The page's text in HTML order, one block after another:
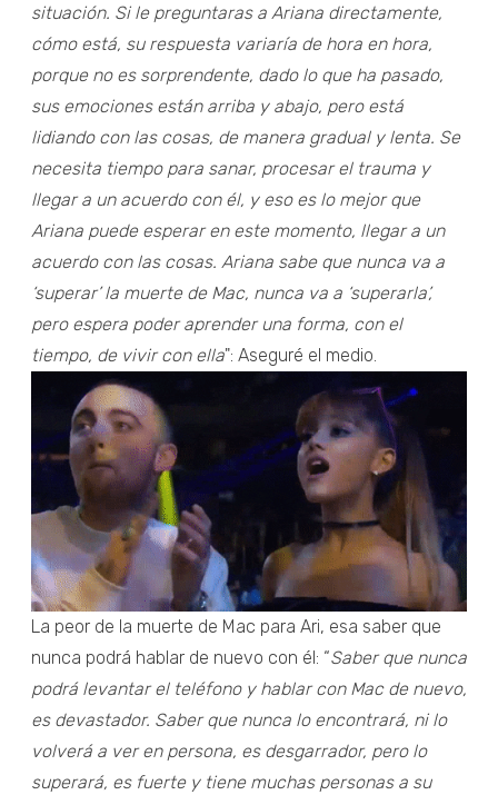
situación. Si le preguntaras a Ariana directamente,
cómo está, su respuesta variaría de hora en hora,
porque no es sorprendente, dado lo que ha pasado,
sus emociones están arriba y abajo, pero está
lidiando con las cosas, de manera gradual y lenta. Se
necesita tiempo para sanar, procesar el trauma y
llegar a un acuerdo con él, y eso es lo mejor que
Ariana puede esperar en este momento, llegar a un
acuerdo con las cosas. Ariana sabe que nunca va a
‘superar’ la muerte de Mac, nunca va a ‘superarla’,
pero espera poder aprender una forma, con el
tiempo, de vivir con ella": Aseguré el medio.
La peor de la muerte de Mac para Ari, esa saber que
nunca podrá hablar de nuevo con él: “Saber que nunca
podrá levantar el teléfono y hablar con Mac de nuevo,
es devastador. Saber que nunca lo encontrará, ni lo
volverá a ver en persona, es desgarrador, pero lo
superará, es fuerte y tiene muchas personas a su